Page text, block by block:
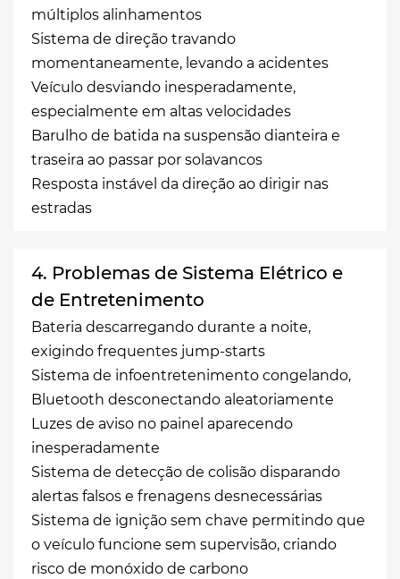
múltiplos alinhamentos
Sistema de direção travando
momentaneamente, levando a acidentes
Veículo desviando inesperadamente,
especialmente em altas velocidades
Barulho de batida na suspensão dianteira e
traseira ao passar por solavancos
Resposta instável da direção ao dirigir nas
estradas
4. Problemas de Sistema Elétrico e
de Entretenimento
Bateria descarregando durante a noite,
exigindo frequentes jump-starts
Sistema de infoentretenimento congelando,
Bluetooth desconectando aleatoriamente
Luzes de aviso no painel aparecendo
inesperadamente
Sistema de detecção de colisão disparando
alertas falsos e frenagens desnecessárias
Sistema de ignição sem chave permitindo que
o veículo funcione sem supervisão, criando
risco de monóxido de carbono